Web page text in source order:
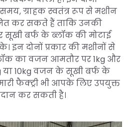
ग्राहक स्वतंत्र रूप से मशीन
कर सकते हैं ताकि उनकी
बर्फ के ब्लॉक की मोटाई
इन दोनों प्रकार की मशीनों से
का वजन आमतौर पर 1kg और
या 10kg वजन के सूखी बर्फ के
फैक्ट्री भी आपके लिए उपयुक्त
कर सकती है।